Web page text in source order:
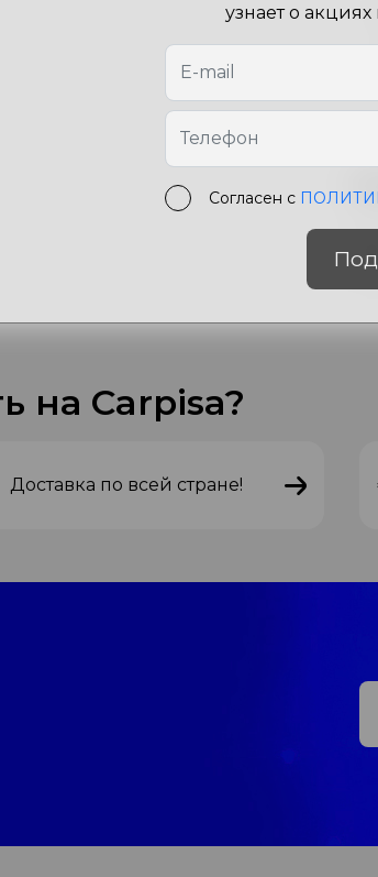
на Carpisa?
Доставка по всей стране!
узнает о
Согласен с